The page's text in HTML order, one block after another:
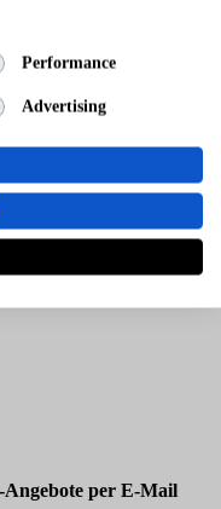
per E-Mail
Performance
Advertising